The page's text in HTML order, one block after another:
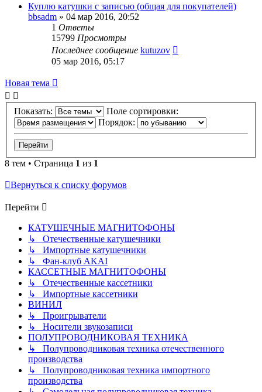
Куплю катушки с записью (общая для покупателей)
bbsadm » 04 мар 2016, 20:52
1 Ответы
15799 Просмотры
Последнее сообщение kutuzov
05 мар 2016, 05:17
Новая тема
Показать:
Поле сортировки:
Порядок:
8 тем • Страница 1 из 1
Вернуться к списку форумов
Перейти
КАТУШЕЧНЫЕ МАГНИТОФОНЫ
↳ Отечественные катушечники
↳ Импортные катушечники
↳ Фан-клуб AKAI
КАССЕТНЫЕ МАГНИТОФОНЫ
↳ Отечественные кассетники
↳ Импортные кассетники
ВИНИЛ
↳ Проигрыватели
↳ Носители звукозаписи
ПОЛУПРОВОДНИКОВАЯ ТЕХНИКА
↳ Полупроводниковая техника отечественного
производства
↳ Полупроводниковая техника импортного
производства